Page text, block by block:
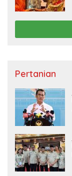
Pertanian